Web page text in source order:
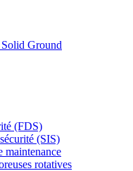
Solid Ground
(FDS)
(SIS)
maintenance
rotatives